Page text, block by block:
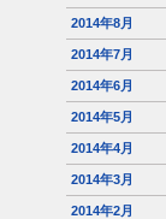
2014年8月
2014年7月
2014年6月
2014年5月
2014年4月
2014年3月
2014年2月